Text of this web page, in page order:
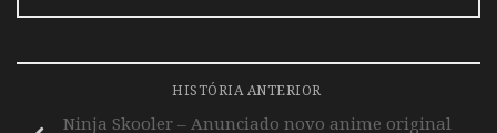
HISTÓRIA ANTERIOR
Ninja Skooler – Anunciado novo anime original